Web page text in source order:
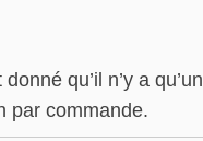
qu’il n’y a qu’un
par commande.